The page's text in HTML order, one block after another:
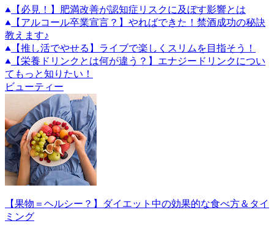
【必見！】肥満改善が認知症リスクに及ぼす影響とは
【アルコール卒業宣言？】やればできた！禁酒成功の秘訣
教えます♪
【推し活でやせる】ライブで楽しくスリムを目指そう！
【栄養ドリンクとは何が違う？】エナジードリンクについ
てもっと知りたい！
ビューティー
【果物＝ヘルシー？】ダイエット中の効果的な食べ方＆タイ
ミング